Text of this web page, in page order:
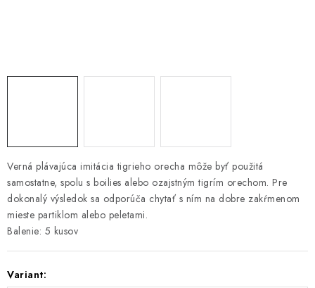
PRÍVLAČ
PRÚTY
KONTAKTY
ZNAČKY
Verná plávajúca imitácia tigrieho orecha môže byť použitá
samostatne, spolu s boilies alebo ozajstným tigrím orechom. Pre
dokonalý výsledok sa odporúča chytať s ním na dobre zakŕmenom
mieste partiklom alebo peletami.
Balenie: 5 kusov
Variant: